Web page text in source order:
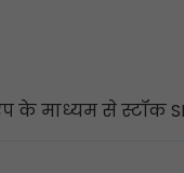
के माध्यम से स्टॉक